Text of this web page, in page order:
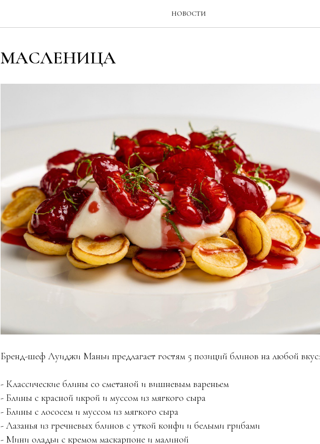
НОВОСТИ
МАСЛЕНИЦА
Бренд-шеф Луиджи Маньи предлагает гостям 5 позиций блинов на любой вкус:
- Классические блины со сметаной и вишневым вареньем
- Блины с красной икрой и муссом из мягкого сыра
- Блины с лососем и муссом из мягкого сыра
- Лазанья из гречневых блинов с уткой конфи и белыми грибами
- Мини оладьи с кремом маскарпоне и малиной